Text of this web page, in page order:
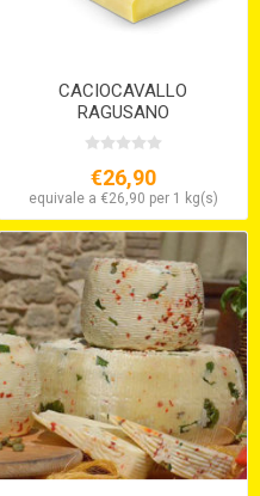
CACIOCAVALLO
RAGUSANO
SEMISTAGIONATO
€26,90
equivale a €26,90 per 1 kg(s)